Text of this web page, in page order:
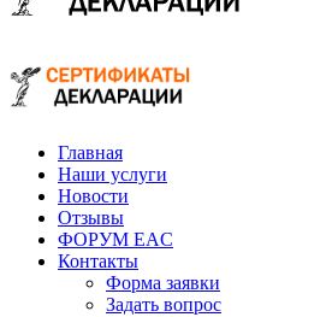
Главная
Наши услуги
Новости
Отзывы
ФОРУМ EAC
Контакты
Форма заявки
Задать вопрос